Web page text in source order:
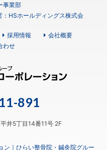
事業部
HSホールディングス株式会
採用情報
会社概要
わせ
891
井5丁目14番11号 2F
｜ひらい整骨院・鍼灸院グルー